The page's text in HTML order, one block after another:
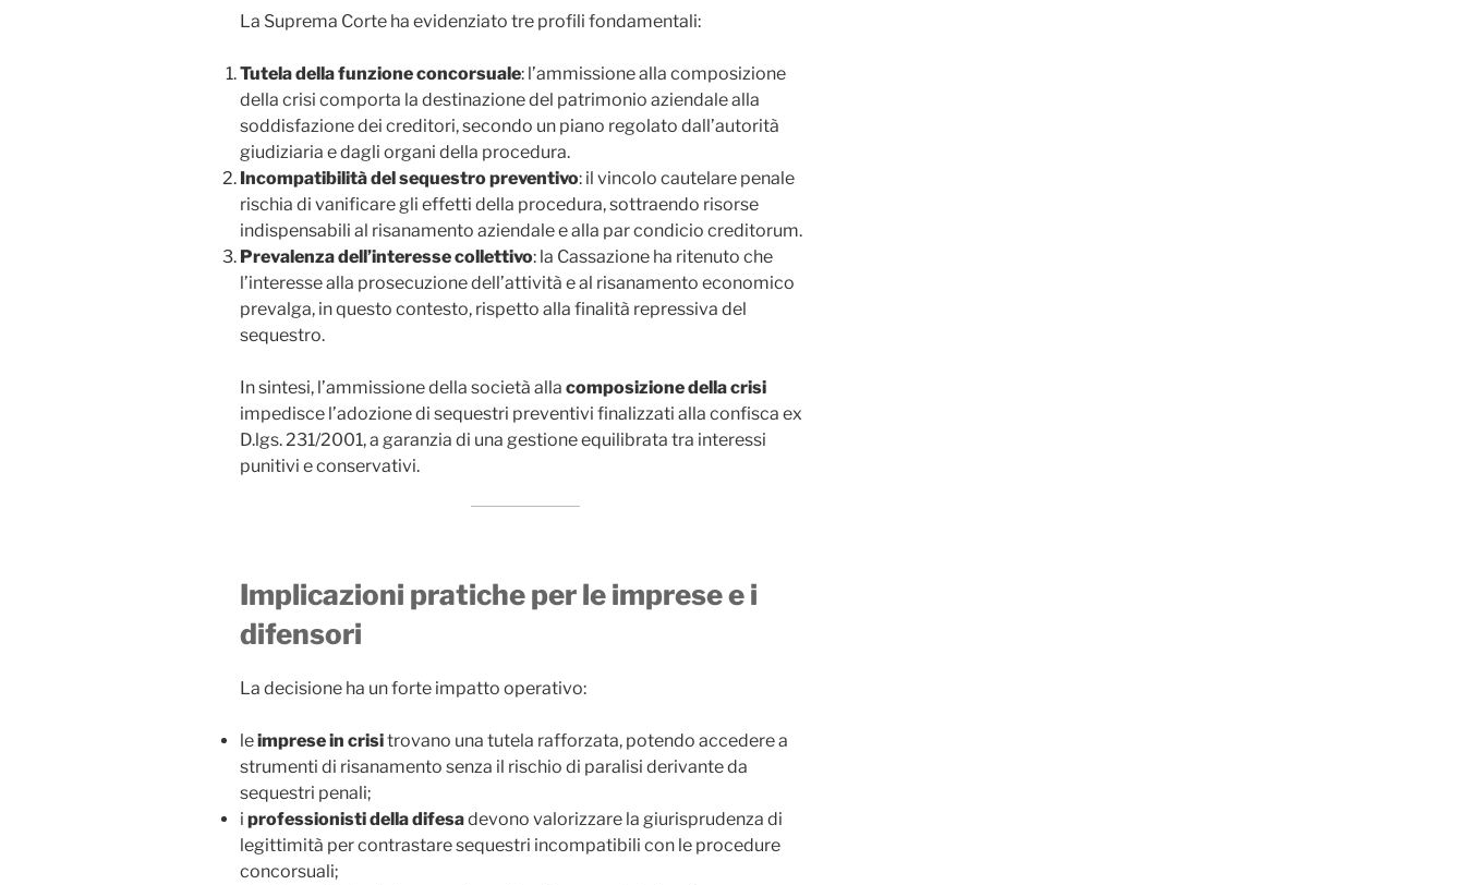
La Suprema Corte ha evidenziato tre profili fondamentali:
Tutela della funzione concorsuale: l’ammissione alla composizione
della crisi comporta la destinazione del patrimonio aziendale alla
soddisfazione dei creditori, secondo un piano regolato dall’autorità
giudiziaria e dagli organi della procedura.
Incompatibilità del sequestro preventivo: il vincolo cautelare penale
rischia di vanificare gli effetti della procedura, sottraendo risorse
indispensabili al risanamento aziendale e alla par condicio creditorum.
Prevalenza dell’interesse collettivo: la Cassazione ha ritenuto che
l’interesse alla prosecuzione dell’attività e al risanamento economico
prevalga, in questo contesto, rispetto alla finalità repressiva del
sequestro.
In sintesi, l’ammissione della società alla composizione della crisi
impedisce l’adozione di sequestri preventivi finalizzati alla confisca ex
D.lgs. 231/2001, a garanzia di una gestione equilibrata tra interessi
punitivi e conservativi.
Implicazioni pratiche per le imprese e i
difensori
La decisione ha un forte impatto operativo:
leimprese in crisitrovano una tutela rafforzata, potendo accedere a
strumenti di risanamento senza il rischio di paralisi derivante da
sequestri penali;
i professionisti della difesadevono valorizzare la giurisprudenza di
legittimità per contrastare sequestri incompatibili con le procedure
concorsuali;